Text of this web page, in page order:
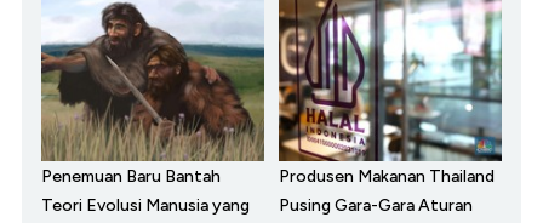
Penemuan Baru Bantah
Teori Evolusi Manusia yang
Produsen Makanan Thailand
Pusing Gara-Gara Aturan